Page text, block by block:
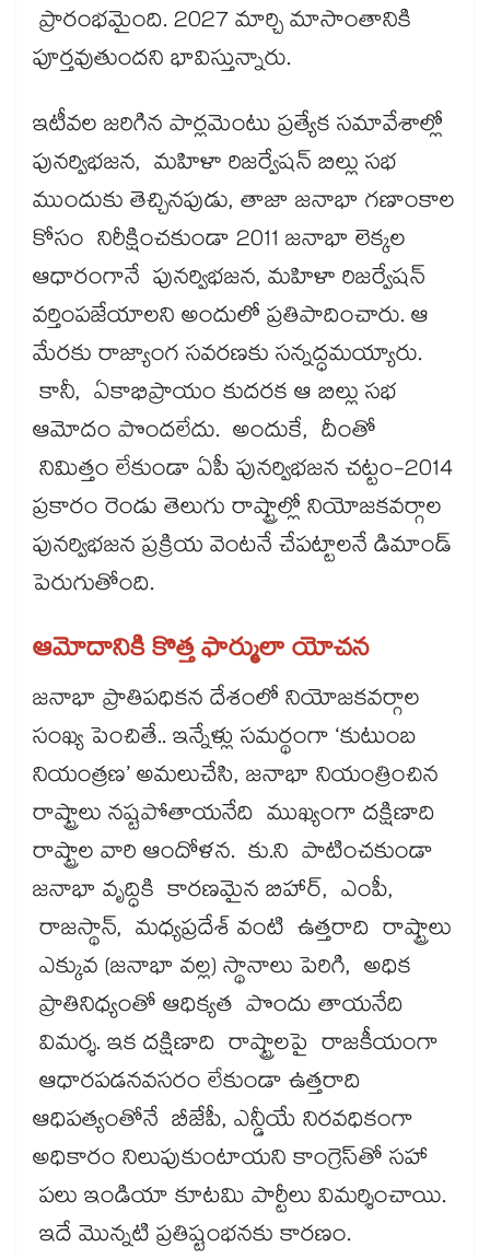
ప్రారంభమైంది. 2027 మార్చి మాసాంతానికి
పూర్తవుతుందని భావిస్తున్నారు.
ఇటీవల జరిగిన పార్లమెంటు ప్రత్యేక సమావేశాల్లో
పునర్విభజన, మహిళా రిజర్వేషన్ బిల్లు సభ
ముందుకు తెచ్చినపుడు, తాజా జనాభా గణాంకాల
కోసం నిరీక్షించకుండా 2011 జనాభా లెక్కల
ఆధారంగానే పునర్విభజన, మహిళా రిజర్వేషన్
వర్తింపజేయాలని అందులో ప్రతిపాదించారు. ఆ
మేరకు రాజ్యాంగ సవరణకు సన్నద్ధమయ్యారు.
కానీ, ఏకాభిప్రాయం కుదరక ఆ బిల్లు సభ
ఆమోదం పొందలేదు. అందుకే, దీంతో
నిమిత్తం లేకుండా ఏపీ పునర్విభజన చట్టం-2014
ప్రకారం రెండు తెలుగు రాష్ట్రాల్లో నియోజకవర్గాల
పునర్విభజన ప్రక్రియ వెంటనే చేపట్టాలనే డిమాండ్
పెరుగుతోంది.
ఆమోదానికి కొత్త ఫార్ములా యోచన
జనాభా ప్రాతిపధికన దేశంలో నియోజకవర్గాల
సంఖ్య పెంచితే.. ఇన్నేళ్లు సమర్థంగా ‘కుటుంబ
నియంత్రణ’ అమలుచేసి, జనాభా నియంత్రించిన
రాష్ట్రాలు నష్టపోతాయనేది ముఖ్యంగా దక్షిణాది
రాష్ట్రాల వారి ఆందోళన. కు.ని పాటించకుండా
జనాభా వృద్ధికి కారణమైన బిహార్, ఎంపీ,
రాజస్థాన్, మధ్యప్రదేశ్ వంటి ఉత్తరాది రాష్ట్రాలు
ఎక్కువ (జనాభా వల్ల) స్థానాలు పెరిగి, అధిక
ప్రాతినిధ్యంతో ఆధిక్యత పొందు తాయనేది
విమర్శ. ఇక దక్షిణాది రాష్ట్రాలపై రాజకీయంగా
ఆధారపడనవసరం లేకుండా ఉత్తరాది
ఆధిపత్యంతోనే బీజేపీ, ఎన్డీయే నిరవధికంగా
అధికారం నిలుపుకుంటాయని కాంగ్రెస్‌‌తో సహా
పలు ఇండియా కూటమి పార్టీలు విమర్శించాయి.
ఇదే మొన్నటి ప్రతిష్టంభనకు కారణం.